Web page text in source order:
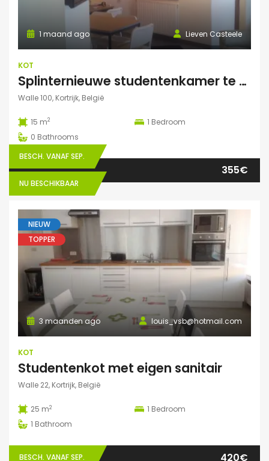
Lieven Casteele
1 maand ago
KOT
Splinternieuwe studentenkamer te huur in authentiek herenhuis
Walle 100, Kortrijk, België
15 m2 1 Bedroom
0 Bathrooms
BESCH. VANAF SEP.
NU BESCHIKBAAR
355€
NIEUW
TOPPER
louis_vsb@hotmail.com
3 maanden ago
KOT
Studentenkot met eigen sanitair
Walle 22, Kortrijk, België
25 m2 1 Bedroom
1 Bathroom
BESCH. VANAF SEP. 420€